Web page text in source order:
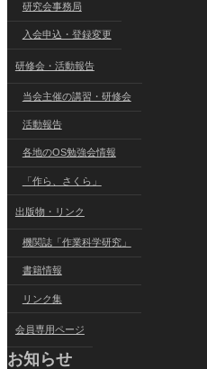
研究会事務局
入会申込・登録変更
研修会・活動報告
当会主催の講習・研修会
活動報告
各地のOS勉強会情報
「作ら、さくら」
出版物・リンク
機関誌「作業科学研究」
書籍情報
リンク集
会員専用ページ
お知らせ